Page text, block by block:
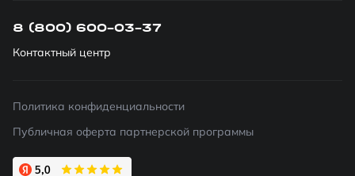
8 (800) 600-03-37
Контактный центр
Политика конфиденциальности
Публичная оферта партнерской программы